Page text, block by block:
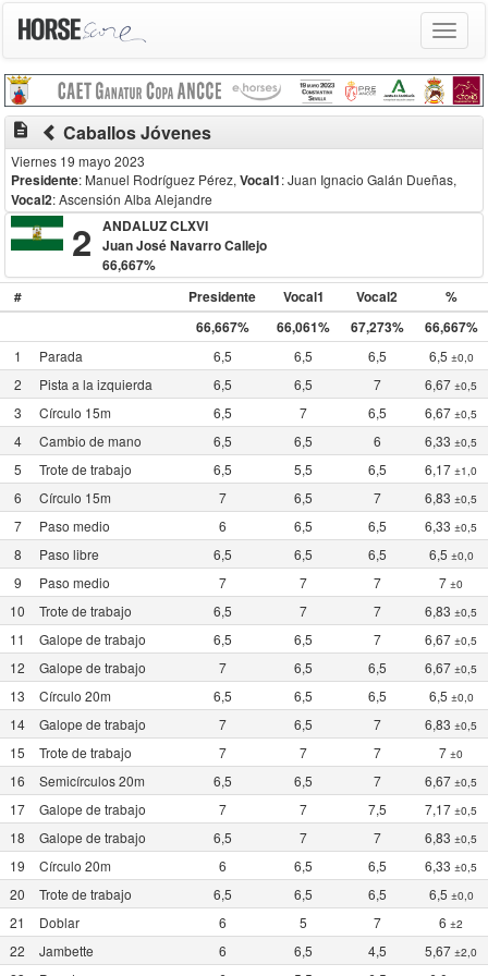
Toggle
description Caballos Jóvenes
Viernes 19 mayo 2023
Presidente: Manuel Rodríguez Pérez, Vocal1: Juan Ignacio Galán Dueñas,
Vocal2: Ascensión Alba Alejandre
2
ANDALUZ CLXVI
Juan José Navarro Callejo
66,667%
#
Presidente Vocal1 Vocal2
%
66,667%
66,061% 67,273% 66,667%
1 Parada 6,5 6,5 6,5 6,5 ±0,0
2 Pista a la izquierda 6,5 6,5 7 6,67 ±0,5
3 Círculo 15m 6,5 7 6,5 6,67 ±0,5
4 Cambio de mano 6,5 6,5 6 6,33 ±0,5
5 Trote de trabajo 6,5 5,5 6,5 6,17 ±1,0
6 Círculo 15m 7 6,5 7 6,83 ±0,5
7 Paso medio 6 6,5 6,5 6,33 ±0,5
8 Paso libre 6,5 6,5 6,5 6,5 ±0,0
9 Paso medio 7 7 7 7 ±0
10 Trote de trabajo 6,5 7 7 6,83 ±0,5
11 Galope de trabajo 6,5 6,5 7 6,67 ±0,5
12 Galope de trabajo 7 6,5 6,5 6,67 ±0,5
13 Círculo 20m 6,5 6,5 6,5 6,5 ±0,0
14 Galope de trabajo 7 6,5 7 6,83 ±0,5
15 Trote de trabajo 7 7 7 7 ±0
16 Semicírculos 20m 6,5 6,5 7 6,67 ±0,5
17 Galope de trabajo 7 7 7,5 7,17 ±0,5
18 Galope de trabajo 6,5 7 7 6,83 ±0,5
19 Círculo 20m 6 6,5 6,5 6,33 ±0,5
20 Trote de trabajo 6,5 6,5 6,5 6,5 ±0,0
21 Doblar 6 5 7 6 ±2
22 Jambette 6 6,5 4,5 5,67 ±2,0